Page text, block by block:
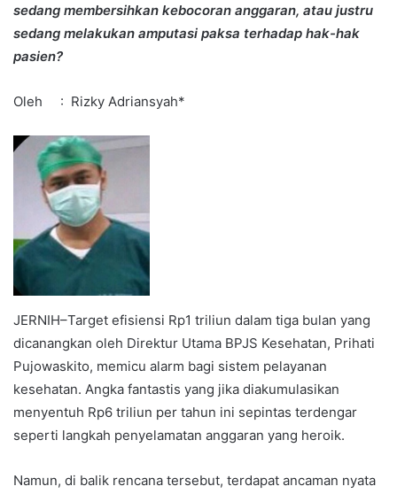
sedang membersihkan kebocoran anggaran, atau justru
sedang melakukan amputasi paksa terhadap hak-hak
pasien?
Oleh : Rizky Adriansyah*
JERNIH–Target efisiensi Rp1 triliun dalam tiga bulan yang
dicanangkan oleh Direktur Utama BPJS Kesehatan, Prihati
Pujowaskito, memicu alarm bagi sistem pelayanan
kesehatan. Angka fantastis yang jika diakumulasikan
menyentuh Rp6 triliun per tahun ini sepintas terdengar
seperti langkah penyelamatan anggaran yang heroik.
Namun, di balik rencana tersebut, terdapat ancaman nyata